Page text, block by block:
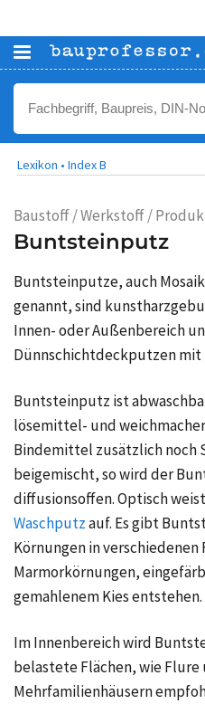
Lexikon • Index B
Baustoff / Werkstoff /
Buntsteinputz
Buntsteinputze, auch
genannt, sind
Innen- oder Außenbereich
Dünnschichtdeckputzen mit
Buntsteinputz ist
lösemittel- und
Bindemittel zusätzlich noch
beigemischt, so wird der
diffusionsoffen. Optisch
Waschputzauf. Es gibt
Körnungen in verschiedenen
Marmorkörnungen,
gemahlenem Kies entstehen.
Im Innenbereich wird
belastete Flächen, wie Flure
Mehrfamilienhäusern